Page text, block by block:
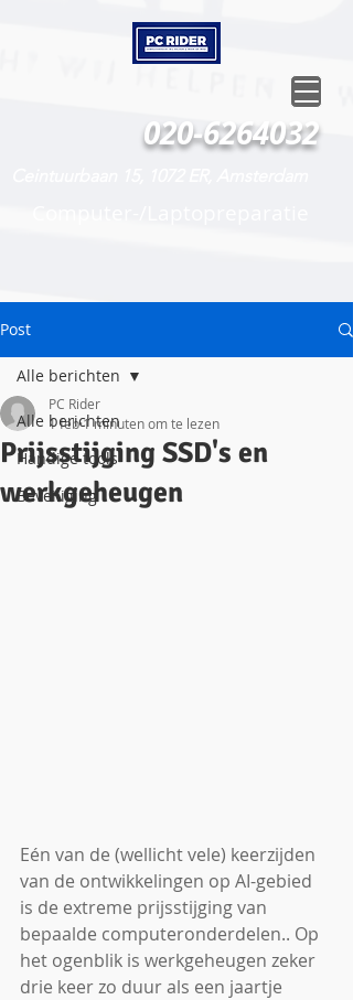
020-6264032
Post
Alle berichten
Handige tools
Beveiliging
Alle berichten
Prijsstijging SSD's en
werkgeheugen
PC Rider
1 feb1 minuten om te lezen
Eén van de (wellicht vele) keerzijden
van de ontwikkelingen op AI-gebied
is de extreme prijsstijging van
bepaalde computeronderdelen.. Op
het ogenblik is werkgeheugen zeker
drie keer zo duur als een jaartje